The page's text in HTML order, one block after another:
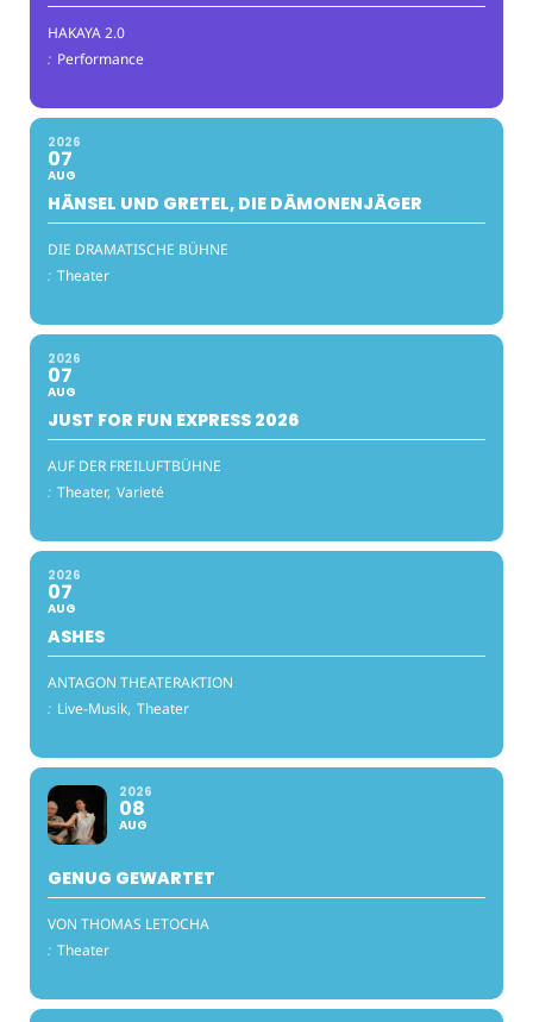
HAKAYA 2.0
: Performance
2026
07
AUG
HÄNSEL UND GRETEL, DIE DÄMONENJÄGER
DIE DRAMATISCHE BÜHNE
: Theater
2026
07
AUG
JUST FOR FUN EXPRESS 2026
AUF DER FREILUFTBÜHNE
: Theater, Varieté
2026
07
AUG
ASHES
ANTAGON THEATERAKTION
: Live-Musik, Theater
2026
08
AUG
GENUG GEWARTET
VON THOMAS LETOCHA
: Theater